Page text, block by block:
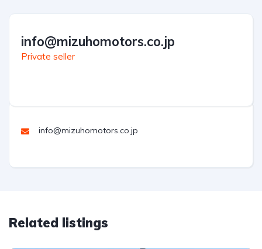
info@mizuhomotors.co.jp
Private seller
info@mizuhomotors.co.jp
Related listings